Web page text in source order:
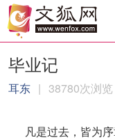
毕业记
耳东 | 38780次浏览
凡是过去，皆为序